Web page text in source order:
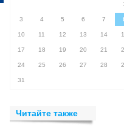
3 4 5 6 7
10 11 12 13 14
17 18 19 20 21
24 25 26 27 28
31
Читайте также